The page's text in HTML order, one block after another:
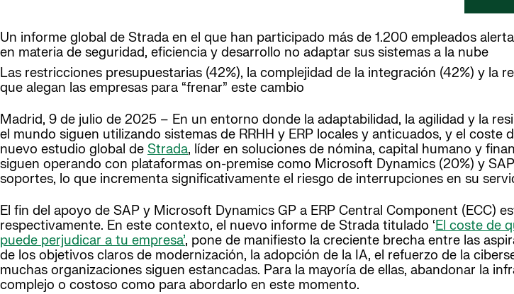
Un informe global de Strada en el que han participado más de 1.200 empleados
en materia de seguridad, eficiencia y desarrollo no adaptar sus sistemas a la nube
Las restricciones presupuestarias (42%), la complejidad de la integración (42%) y la
que alegan las empresas para “frenar” este cambio
Madrid, 9 de julio de 2025 – En un entorno donde la adaptabilidad, la agilidad y la
el mundo siguen utilizando sistemas de RRHH y ERP locales y anticuados, y el
nuevo estudio global de Strada, líder en soluciones de nómina, capital humano y
siguen operando con plataformas on-premise como Microsoft Dynamics (20%) y
soportes, lo que incrementa significativamente el riesgo de interrupciones en su
El fin del apoyo de SAP y Microsoft Dynamics GP a ERP Central Component (ECC)
respectivamente. En este contexto, el nuevo informe de Strada titulado ‘El coste de
puede perjudicar a tu empresa’, pone de manifiesto la creciente brecha entre las
de los objetivos claros de modernización, la adopción de la IA, el refuerzo de la
muchas organizaciones siguen estancadas. Para la mayoría de ellas, abandonar la
complejo o costoso como para abordarlo en este momento.